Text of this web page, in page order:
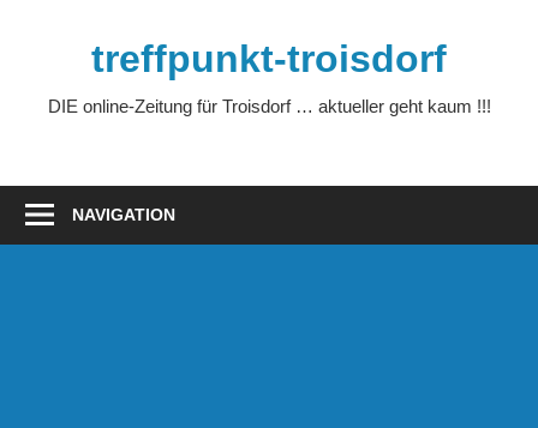
treffpunkt-troisdorf
DIE online-Zeitung für Troisdorf … aktueller geht kaum !!!
NAVIGATION